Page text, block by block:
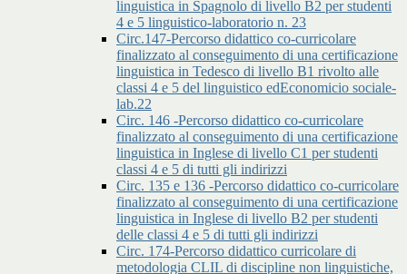
linguistica in Spagnolo di livello B2 per studenti
4 e 5 linguistico-laboratorio n. 23
Circ.147-Percorso didattico co-curricolare
finalizzato al conseguimento di una certificazione
linguistica in Tedesco di livello B1 rivolto alle
classi 4 e 5 del linguistico edEconomicio sociale-
lab.22
Circ. 146 -Percorso didattico co-curricolare
finalizzato al conseguimento di una certificazione
linguistica in Inglese di livello C1 per studenti
classi 4 e 5 di tutti gli indirizzi
Circ. 135 e 136 -Percorso didattico co-curricolare
finalizzato al conseguimento di una certificazione
linguistica in Inglese di livello B2 per studenti
delle classi 4 e 5 di tutti gli indirizzi
Circ. 174-Percorso didattico curricolare di
metodologia CLIL di discipline non linguistiche,